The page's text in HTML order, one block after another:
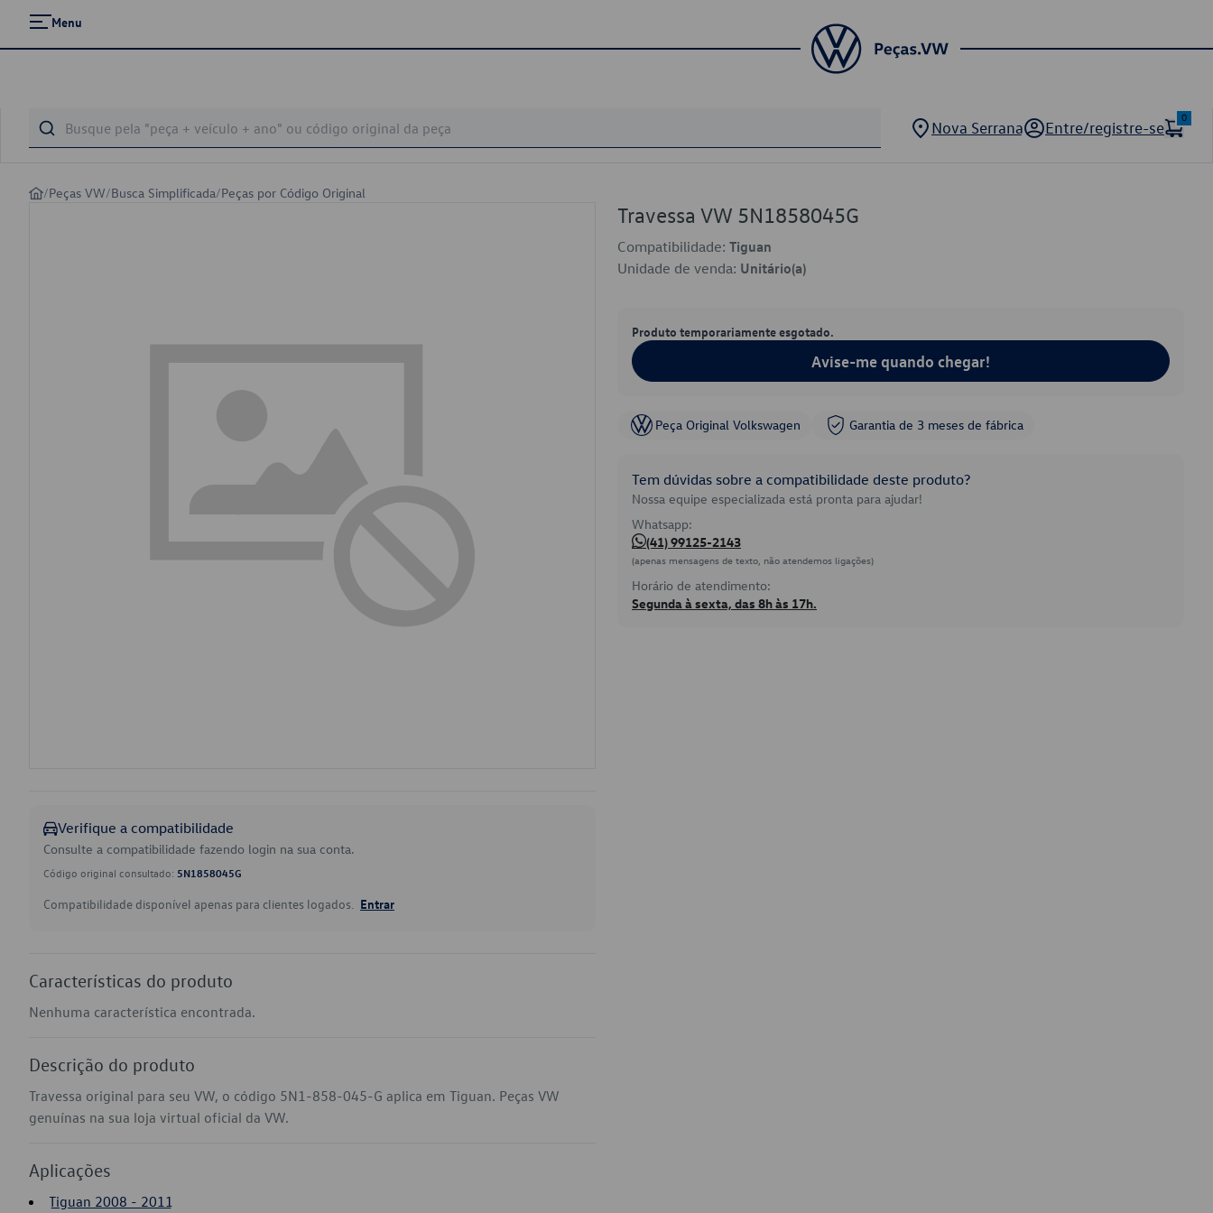
Menu
Nova Serrana Entre/registre-se
0
/Peças VW/Busca Simplificada/Peças por Código Original
Verifique a compatibilidade
Consulte a compatibilidade fazendo login na sua conta.
Código original consultado: 5N1858045G
Compatibilidade disponível apenas para clientes logados. Entrar
Características do produto
Nenhuma característica encontrada.
Descrição do produto
Travessa original para seu VW, o código 5N1-858-045-G aplica em Tiguan. Peças VW
genuínas na sua loja virtual oficial da VW.
Aplicações
Tiguan 2008 - 2011
Travessa VW 5N1858045G
Compatibilidade: Tiguan
Unidade de venda: Unitário(a)
Produto temporariamente esgotado.
Avise-me quando chegar!
Peça Original Volkswagen Garantia de 3 meses de fábrica
Tem dúvidas sobre a compatibilidade deste produto?
Nossa equipe especializada está pronta para ajudar!
Whatsapp:
(41) 99125-2143
(apenas mensagens de texto, não atendemos ligações)
Horário de atendimento:
Segunda à sexta, das 8h às 17h.